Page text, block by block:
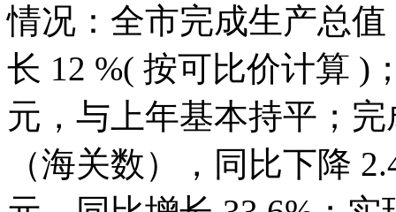
情况：全市完成生产总
长 12 %( 按可比价计算 )
元，与上年基本持平；
（海关数），同比下降